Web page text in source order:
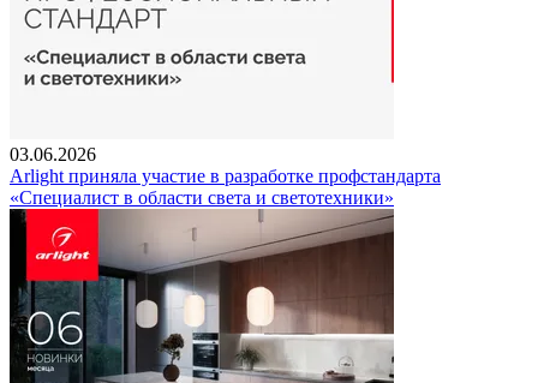
03.06.2026
Arlight приняла участие в разработке профстандарта
«Специалист в области света и светотехники»